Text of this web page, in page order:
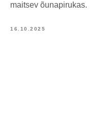
maitsev õunapirukas.
16.10.2025